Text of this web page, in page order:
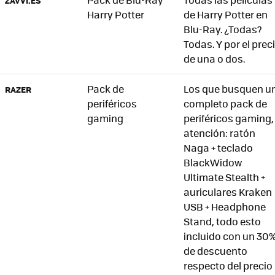
Harry Potter
de Harry Potter en
Blu-Ray. ¿Todas?
Todas. Y por el
de una o dos.
RAZER
Pack de
periféricos
gaming
Los que busquen
completo pack de
periféricos gaming,
atención: ratón
Naga + teclado
BlackWidow
Ultimate Stealth +
auriculares Kraken
USB + Headphone
Stand, todo esto
incluido con un
de descuento
respecto del precio